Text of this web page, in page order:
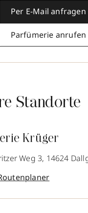
Per E-Mail anfragen
Parfümerie anrufen
Standorte
Krüger
Weg 3, 14624